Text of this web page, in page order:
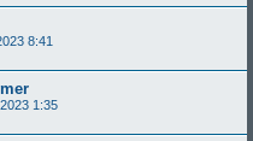
8:41
1:35